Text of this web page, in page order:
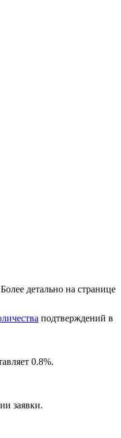
детально на странице
подтверждений в
0.8%.
заявки.